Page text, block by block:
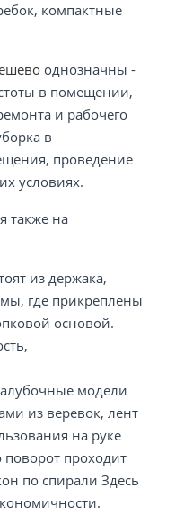
компактные
однозначны -
в помещении,
и рабочего
в
проведение
условиях.
также на
из держака,
где прикреплены
основой.
модели
из веревок, лент
на руке
поворот проходит
по спирали Здесь